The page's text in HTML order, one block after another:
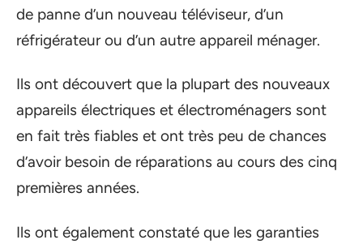
de panne d’un nouveau téléviseur, d’un
réfrigérateur ou d’un autre appareil ménager.
Ils ont découvert que la plupart des nouveaux
appareils électriques et électroménagers sont
en fait très fiables et ont très peu de chances
d’avoir besoin de réparations au cours des cinq
premières années.
Ils ont également constaté que les garanties